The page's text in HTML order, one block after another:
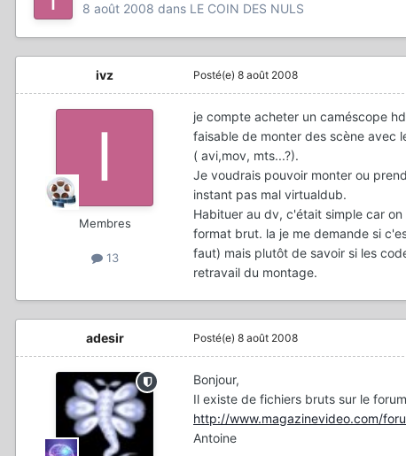
8 août 2008 dans LE COIN DES NULS
ivz
Membres
13
Posté(e) 8 août 2008
je compte acheter un caméscope
faisable de monter des scène avec
( avi,mov, mts...?).
Je voudrais pouvoir monter ou
instant pas mal virtualdub.
Habituer au dv, c'était simple car
format brut. la je me demande si
faut) mais plutôt de savoir si les
retravail du montage.
adesir Posté(e) 8 août 2008
Bonjour,
Il existe de fichiers bruts sur le
http://www.magazinevideo.com/
Antoine